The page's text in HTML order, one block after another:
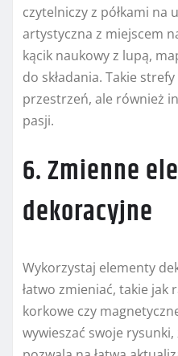
czytelniczy z półkami na
artystyczna z miejscem
kącik naukowy z lupą,
do składania. Takie
przestrzeń, ale również
pasji.
6. Zmienne
dekoracyjne
Wykorzystaj elementy
łatwo zmieniać, takie jak
korkowe czy
wywieszać swoje